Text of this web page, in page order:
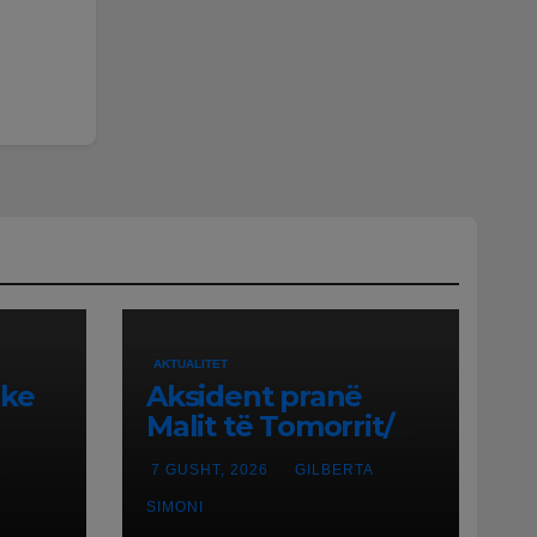
AKTUALITET
Aksident pranë
Malit të Tomorrit/
Makinës nuk i
punuan frenat dhe
doli nga rruga,
7 GUSHT, 2026 GILBERTA
SIMONI